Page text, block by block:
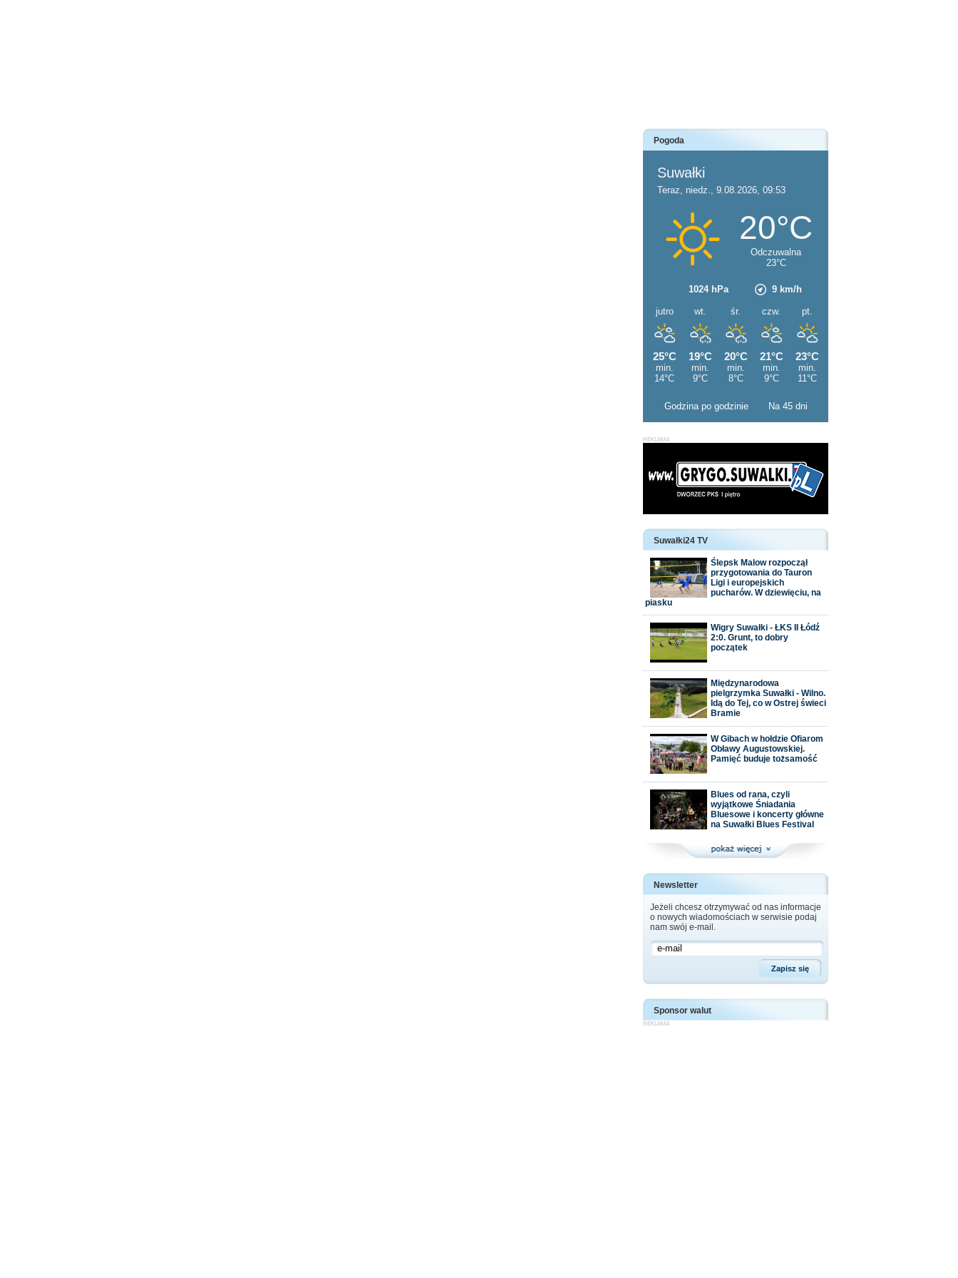
Pogoda
Godzina po godzinie Na 45 dni
Suwałki24 TV
Ślepsk Malow rozpoczął
przygotowania do Tauron
Ligi i europejskich
pucharów. W dziewięciu, na
piasku
Wigry Suwałki - ŁKS II Łódź
2:0. Grunt, to dobry
początek
Międzynarodowa
pielgrzymka Suwałki - Wilno.
Idą do Tej, co w Ostrej świeci
Bramie
W Gibach w hołdzie Ofiarom
Obławy Augustowskiej.
Pamięć buduje tożsamość
Blues od rana, czyli
wyjątkowe Śniadania
Bluesowe i koncerty główne
na Suwałki Blues Festival
Newsletter
Jeżeli chcesz otrzymywać od nas informacje
o nowych wiadomościach w serwisie podaj
nam swój e-mail.
Sponsor walut